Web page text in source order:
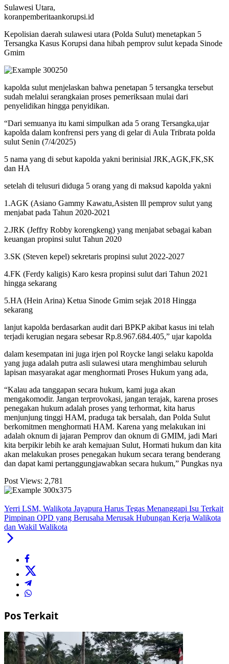
Sulawesi Utara,
koranpemberitaankorupsi.id
Kepolisian daerah sulawesi utara (Polda Sulut) menetapkan 5
Tersangka Kasus Korupsi dana hibah pemprov sulut kepada Sinode
Gmim
kapolda sulut menjelaskan bahwa penetapan 5 tersangka tersebut
sudah melalui serangkaian proses pemeriksaan mulai dari
penyelidikan hingga penyidikan.
“Dari semuanya itu kami simpulkan ada 5 orang Tersangka,ujar
kapolda dalam konfrensi pers yang di gelar di Aula Tribrata polda
sulut Senin (7/4/2025)
5 nama yang di sebut kapolda yakni berinisial JRK,AGK,FK,SK
dan HA
setelah di telusuri diduga 5 orang yang di maksud kapolda yakni
1.AGK (Asiano Gammy Kawatu,Asisten lll pemprov sulut yang
menjabat pada Tahun 2020-2021
2.JRK (Jeffry Robby korengkeng) yang menjabat sebagai kaban
keuangan propinsi sulut Tahun 2020
3.SK (Steven kepel) sekretaris propinsi sulut 2022-2027
4.FK (Ferdy kaligis) Karo kesra propinsi sulut dari Tahun 2021
hingga sekarang
5.HA (Hein Arina) Ketua Sinode Gmim sejak 2018 Hingga
sekarang
lanjut kapolda berdasarkan audit dari BPKP akibat kasus ini telah
terjadi kerugian negara sebesar Rp.8.967.684.405,” ujar kapolda
dalam kesempatan ini juga irjen pol Roycke langi selaku kapolda
yang juga adalah putra asli sulawesi utara menghimbau seluruh
lapisan masyarakat agar menghormati Proses Hukum yang ada,
“Kalau ada tanggapan secara hukum, kami juga akan
mengakomodir. Jangan terprovokasi, jangan terajak, karena proses
penegakan hukum adalah proses yang terhormat, kita harus
menjunjung tinggi HAM, praduga tak bersalah, dan Polda Sulut
berkomitmen menghormati HAM. Karena yang melakukan ini
adalah oknum di jajaran Pemprov dan oknum di GMIM, jadi Mari
kita berpikir lebih ke arah kemajuan Sulut, Hormati hukum dan kita
akan melakukan proses penegakan hukum secara terang benderang
dan dapat kami pertanggungjawabkan secara hukum,” Pungkas nya
Post Views: 2,781
Yerri LSM, Walikota Jayapura Harus Tegas Menanggapi Isu Terkait
Pimpinan OPD yang Berusaha Merusak Hubungan Kerja Walikota
dan Wakil Walikota
Pos Terkait